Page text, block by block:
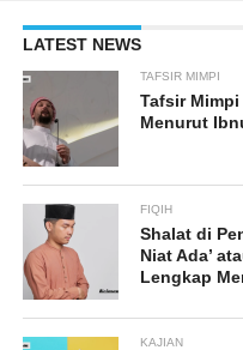
LATEST NEWS
TAFSIR MIMPI
Tafsir
Menurut
FIQIH
Shalat di
Niat Ada’
Lengkap
KAJIAN